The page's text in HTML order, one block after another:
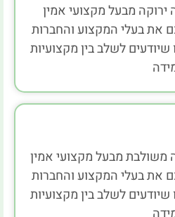
מבעל מקצועי אמין
את בעלי המקצוע והחברות
לשלב בין מקצועיות
מבעל מקצועי אמין
את בעלי המקצוע והחברות
לשלב בין מקצועיות